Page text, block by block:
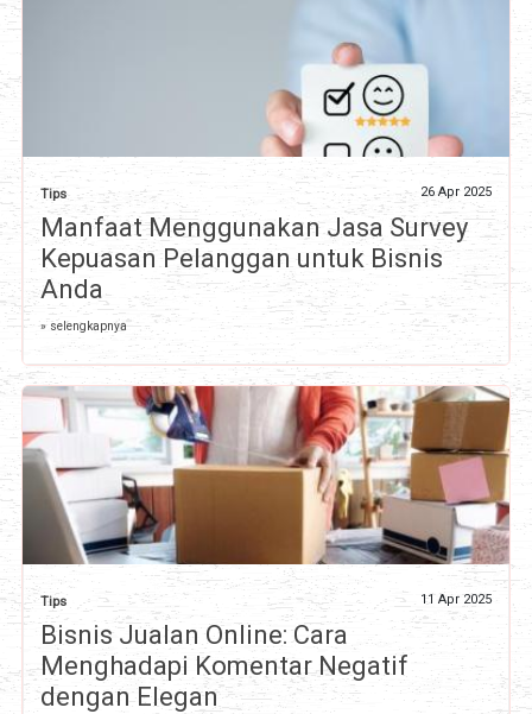
Tips 26 Apr 2025
Manfaat Menggunakan Jasa Survey
Kepuasan Pelanggan untuk Bisnis
Anda
» selengkapnya
Tips 11 Apr 2025
Bisnis Jualan Online: Cara
Menghadapi Komentar Negatif
dengan Elegan